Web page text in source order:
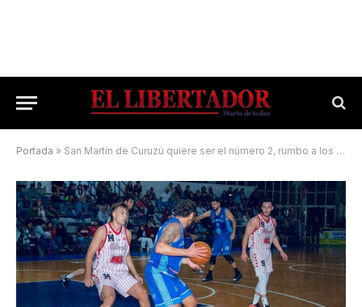
Portada » San Martín de Curuzú quiere ser el número 2, rumbo a los playoffs